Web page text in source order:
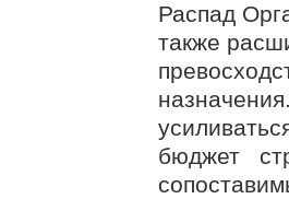
Распад
также
бюджет